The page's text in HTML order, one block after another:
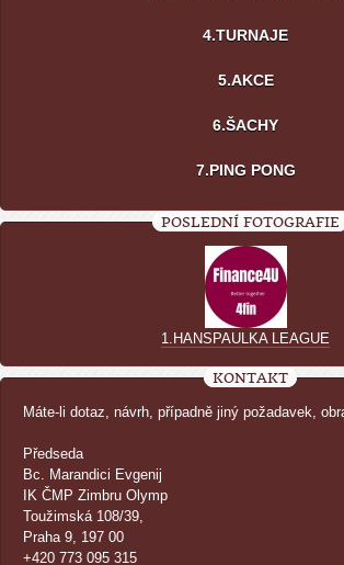
4.TURNAJE
5.AKCE
6.ŠACHY
7.PING PONG
POSLEDNÍ FOTOGRAFIE
1.HANSPAULKA LEAGUE
KONTAKT
Máte-li dotaz, návrh, případně jiný požadavek,
Předseda
Bc. Marandici Evgenij
IK ČMP Zimbru Olymp
Toužimská 108/39,
Praha 9, 197 00
+420 773 095 315